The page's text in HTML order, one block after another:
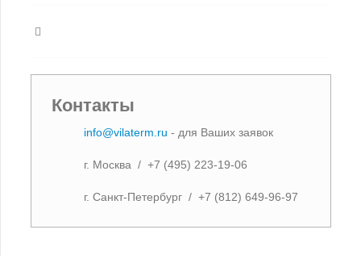
Контакты
info@vilaterm.ru - для Ваших заявок
г. Москва / +7 (495) 223-19-06
г. Санкт-Петербург / +7 (812) 649-96-97